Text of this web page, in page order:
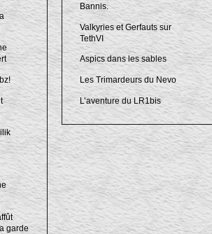
garde
Bannis.
Valkyries et Gerfauts sur
TethVI
Aspics dans les sables
Les Trimardeurs du Nevo
L’aventure du LR1bis